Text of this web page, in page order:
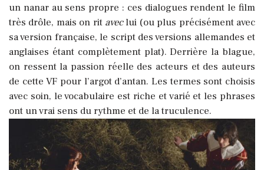
un nanar au sens propre : ces dialogues rendent le film
très drôle, mais on rit aveclui (ou plus précisément avec
sa version française, le script des versions allemandes et
anglaises étant complètement plat). Derrière la blague,
on ressent la passion réelle des acteurs et des auteurs
de cette VF pour l’argot d’antan. Les termes sont choisis
avec soin, le vocabulaire est riche et varié et les phrases
ont un vrai sens du rythme et de la truculence.